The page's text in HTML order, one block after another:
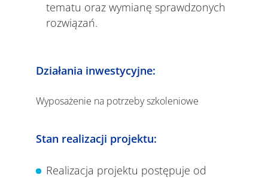
tematu oraz wymianę sprawdzonych
rozwiązań.
Działania inwestycyjne:
Wyposażenie na potrzeby szkoleniowe
Stan realizacji projektu:
Realizacja projektu postępuje od